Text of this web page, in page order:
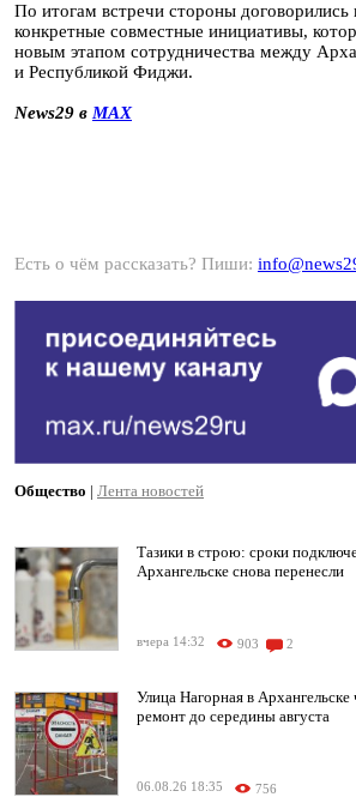
По итогам встречи стороны договорились
конкретные совместные инициативы,
новым этапом сотрудничества между
и Республикой Фиджи.
News29 в MАХ
Есть о чём рассказать? Пиши:
Общество | Лента новостей
Тазики в строю: сроки
Архангельске снова перенесли
вчера 14:32 903 2
Улица Нагорная в
ремонт до середины августа
06.08.26 18:35 756